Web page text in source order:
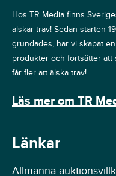
Hos TR Media finns
älskar trav! Sedan starten
grundades, har vi skapat
produkter och fortsätter att
får fler att älska trav!
Läs mer om TR
Länkar
Allmänna